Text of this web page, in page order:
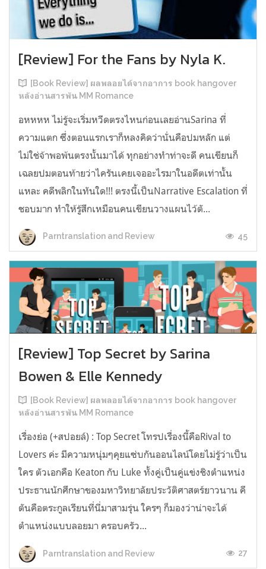
[Review] For the Fans by Nyla K.
[Book Review] ผลพลอยได้จากอาการ book hangover
หลังอ่านสารพัน MM Romance
อหหหห ไม่รู้จะเริ่มหวีดตรงไหนก่อนเลยอ่านSarina ที่
ความแตก ซึ่งตอนแรกเราก็หลงคิดว่านั่นคือปมหลัก แต่
ไม่ใช่จ้าพอพ้นตรงนั้นมาได้ ทุกอย่างทำท่าจะดี คนเขียนก็
เฉลยปมตอนท้ายว่าไครันเคยเจออะไรมาในอดีตเท่านั้น
แหละ คดีพลิกในทันใด!!! ตรงนี้เป็นNarrative Escalation ที่
ชอบมาก ทำให้รู้สึกเหมือนคนเขียนวางแผนไว้ตั...
Parntranslation and Review 45
[Review] Top Secret by Sarina
Bowen & Elle Kennedy
[Book Review] ผลพลอยได้จากอาการ book hangover
หลังอ่านสารพัน MM Romance
เรื่องย่อ (+สปอยล์) : Top Secret โทรปเรื่องนี้คือRival to
Lovers ค่ะ มีความหนุ่มๆคุยแซ่บกันออนไลน์โดยไม่รู้ว่าเป็น
ใคร ตัวเอกคือ Keaton กับ Luke ทั้งคู่เป็นคู่แข่งชิงตำแหน่ง
ประธานนักศึกษาของมหาวิทยาลัยประวัติศาสตร์ยาวนาน คี
ตันคือตระกูลเรียนที่นี่มาสามรุ่น ใครๆ ก็มองว่าน่าจะได้
ตำแหน่งแบบลอยมา ครอบครัว...
Parntranslation and Review 27